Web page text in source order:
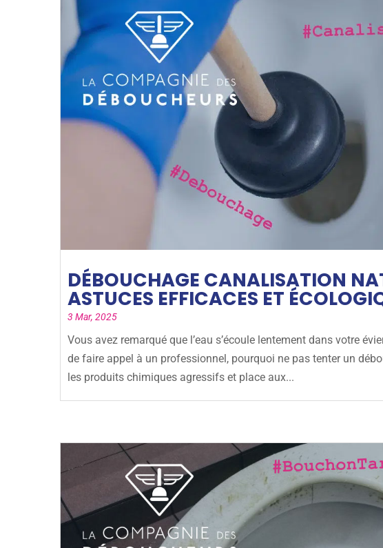
DÉBOUCHAGE CANALISATION
ASTUCES EFFICACES ET
3 Mar, 2025
Vous avez remarqué que l’eau s’écoule lentement dans votre
de faire appel à un professionnel, pourquoi ne pas tenter un
les produits chimiques agressifs et place aux...